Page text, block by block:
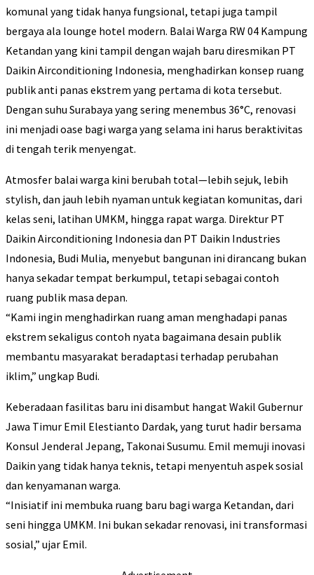
komunal yang tidak hanya fungsional, tetapi juga tampil
bergaya ala lounge hotel modern. Balai Warga RW 04 Kampung
Ketandan yang kini tampil dengan wajah baru diresmikan PT
Daikin Airconditioning Indonesia, menghadirkan konsep ruang
publik anti panas ekstrem yang pertama di kota tersebut.
Dengan suhu Surabaya yang sering menembus 36°C, renovasi
ini menjadi oase bagi warga yang selama ini harus beraktivitas
di tengah terik menyengat.
Atmosfer balai warga kini berubah total—lebih sejuk, lebih
stylish, dan jauh lebih nyaman untuk kegiatan komunitas, dari
kelas seni, latihan UMKM, hingga rapat warga. Direktur PT
Daikin Airconditioning Indonesia dan PT Daikin Industries
Indonesia, Budi Mulia, menyebut bangunan ini dirancang bukan
hanya sekadar tempat berkumpul, tetapi sebagai contoh
ruang publik masa depan.
“Kami ingin menghadirkan ruang aman menghadapi panas
ekstrem sekaligus contoh nyata bagaimana desain publik
membantu masyarakat beradaptasi terhadap perubahan
iklim,” ungkap Budi.
Keberadaan fasilitas baru ini disambut hangat Wakil Gubernur
Jawa Timur Emil Elestianto Dardak, yang turut hadir bersama
Konsul Jenderal Jepang, Takonai Susumu. Emil memuji inovasi
Daikin yang tidak hanya teknis, tetapi menyentuh aspek sosial
dan kenyamanan warga.
“Inisiatif ini membuka ruang baru bagi warga Ketandan, dari
seni hingga UMKM. Ini bukan sekadar renovasi, ini transformasi
sosial,” ujar Emil.